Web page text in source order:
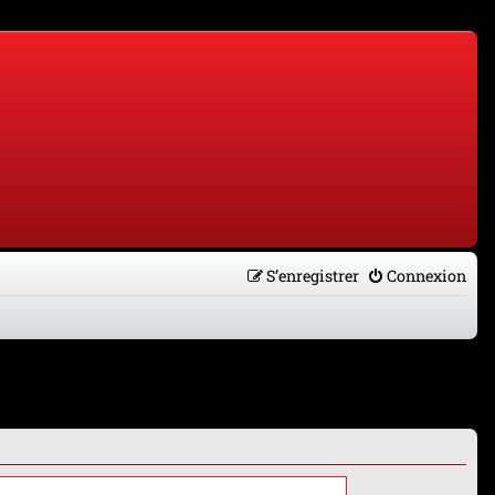
Connexion
S’enregistrer